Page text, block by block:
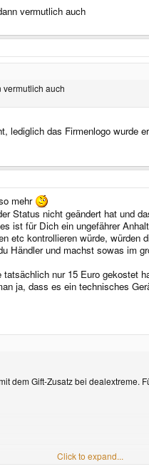
vermutlich auch
vermutlich auch
das Firmenlogo wurde
mehr
Status nicht geändert hat und
ist für Dich ein ungefährer
etc kontrollieren würde,
und machst sowas im
nur 15 Euro gekostet
ja, dass es ein technisches
dem Gift-Zusatz bei
Click to expand...
Click to expand...